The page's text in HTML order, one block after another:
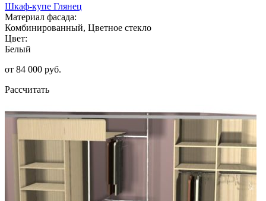
Шкаф-купе Глянец
Материал фасада:
Комбинированный, Цветное стекло
Цвет:
Белый
от 84 000 руб.
Рассчитать